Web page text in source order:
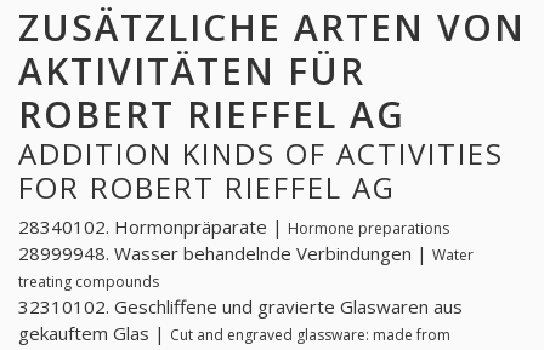
ZUSÄTZLICHE ARTEN VON
AKTIVITÄTEN FÜR
ROBERT RIEFFEL AG
ADDITION KINDS OF ACTIVITIES
FOR ROBERT RIEFFEL AG
28340102. Hormonpräparate | Hormone preparations
28999948. Wasser behandelnde Verbindungen | Water
treating compounds
32310102. Geschliffene und gravierte Glaswaren aus
gekauftem Glas | Cut and engraved glassware: made from